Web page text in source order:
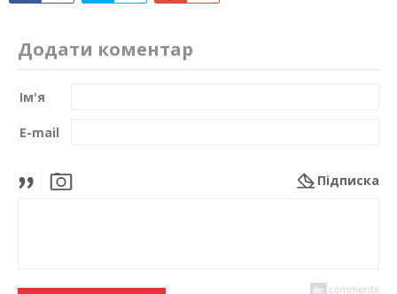
Додати коментар
Ім'я
E-mail
Підписка